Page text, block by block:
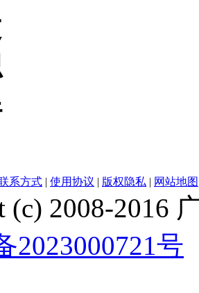
系方式 | 使用协议 | 版权隐私 | 网站地图
(c) 2008-2016
2023000721号